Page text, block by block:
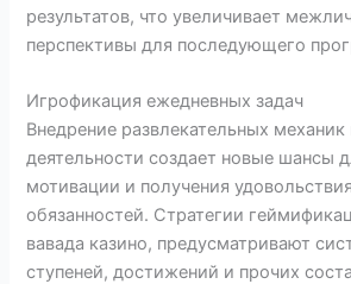
результатов, что увеличивает
перспективы для последующего
Игрофикация ежедневных задач
Внедрение развлекательных
деятельности создает новые шансы
мотивации и получения
обязанностей. Стратегии
вавада казино, предусматривают
ступеней, достижений и прочих